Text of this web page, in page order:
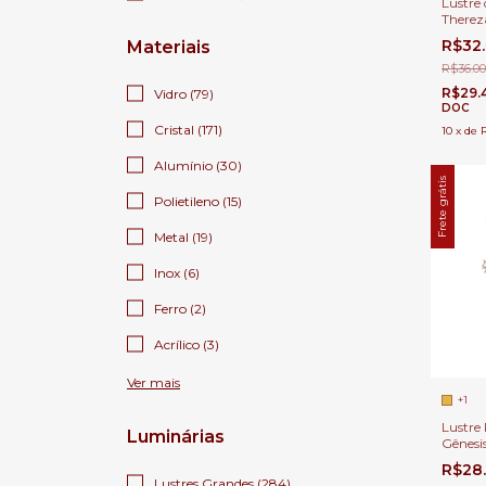
Materiais
Vidro (79)
Cristal (171)
Alumínio (30)
Polietileno (15)
Metal (19)
Inox (6)
Ferro (2)
Acrílico (3)
Ver mais
Luminárias
para
Duplo,
DOC
10 x de
Frete grátis
+1
Lustre
Para